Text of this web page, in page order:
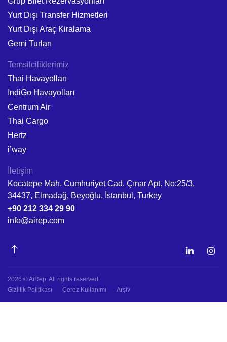
Yurt Dışı Transfer Hizmetleri
Yurt Dışı Araç Kiralama
Gemi Turları
Temsilciliklerimiz
Thai Havayolları
IndiGo Havayolları
Centrum Air
Thai Cargo
Hertz
i’way
İletişim
Kocatepe Mah. Cumhuriyet Cad. Çınar Apt. No:25/3,
34437, Elmadağ, Beyoğlu, İstanbul, Turkey
+90 212 334 29 90
info@airep.com
2026 © AiRep. All rights reserved.
Gizlilik Politikası
Çerez Kullanımı Arşiv